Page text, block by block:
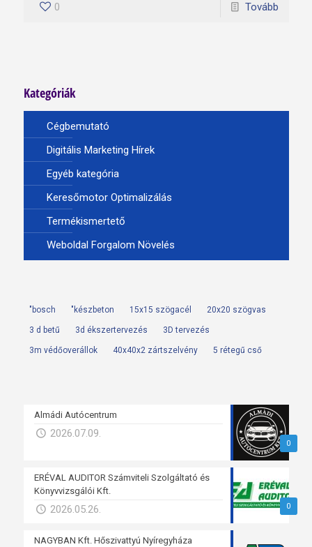
0 Tovább
Kategóriák
Cégbemutató
Digitális Marketing Hírek
Egyéb kategória
Keresőmotor Optimalizálás
Termékismertető
Weboldal Forgalom Növelés
"bosch "készbeton 15x15 szögacél 20x20 szögvas
3 d betű 3d ékszertervezés 3D tervezés
3m védőoverállok 40x40x2 zártszelvény 5 rétegű cső
0
Almádi Autócentrum
2026.07.09.
0
ERÉVAL AUDITOR Számviteli Szolgáltató és
Könyvvizsgálói Kft.
2026.05.26.
NAGYBAN Kft. Hőszivattyú Nyíregyháza